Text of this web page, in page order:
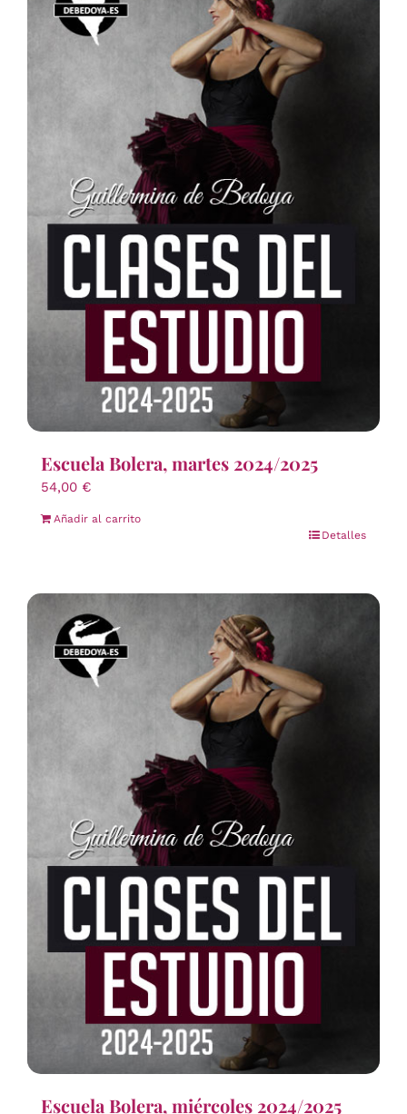
Escuela Bolera, martes 2024/2025
54,00 €
Añadir al carrito
Detalles
Escuela Bolera, miércoles 2024/2025